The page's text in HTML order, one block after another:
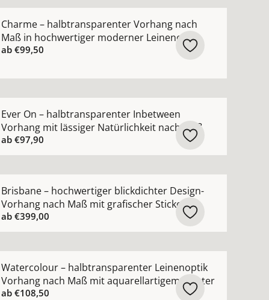
Charme – halbtransparenter Vorhang nach
Maß in hochwertiger moderner Leinenoptik
ab€99,50
Ever On – halbtransparenter Inbetween
Vorhang mit lässiger Natürlichkeit nach Maß
ab€97,90
Brisbane – hochwertiger blickdichter Design-
Vorhang nach Maß mit grafischer Stickerei
ab€399,00
Watercolour – halbtransparenter Leinenoptik
Vorhang nach Maß mit aquarellartigem Muster
ab€108,50